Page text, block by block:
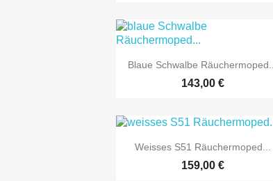
 Vorschau
Blaue Schwalbe Räuchermoped...
143,00 €
 Vorschau
Weisses S51 Räuchermoped...
159,00 €